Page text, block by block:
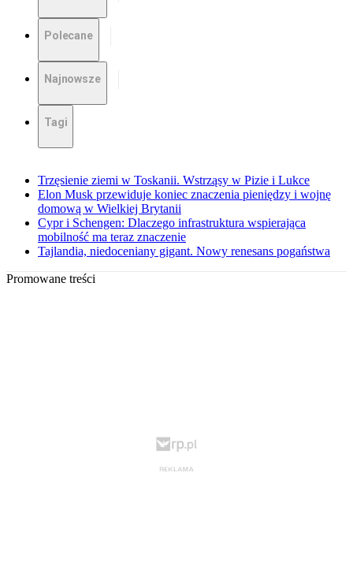
Polecane
Najnowsze
Tagi
Trzęsienie ziemi w Toskanii. Wstrząsy w Pizie i Lukce
Elon Musk przewiduje koniec znaczenia pieniędzy i wojnę
domową w Wielkiej Brytanii
Cypr i Schengen: Dlaczego infrastruktura wspierająca
mobilność ma teraz znaczenie
Tajlandia, niedoceniany gigant. Nowy renesans pogaństwa
Promowane treści